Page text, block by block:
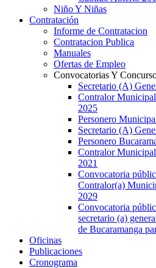
Niño Y Niñas
Contratación
Informe de Contratacion
Contratacion Publica
Manuales
Ofertas de Empleo
Convocatorias Y
Secretario (A)
Contralor
2025
Personero
Secretario (A)
Personero
Contralor
2021
Convocatoria
Contralor(a)
2029
Convocatoria
secretario (a)
de Bucaramanga
Oficinas
Publicaciones
Cronograma